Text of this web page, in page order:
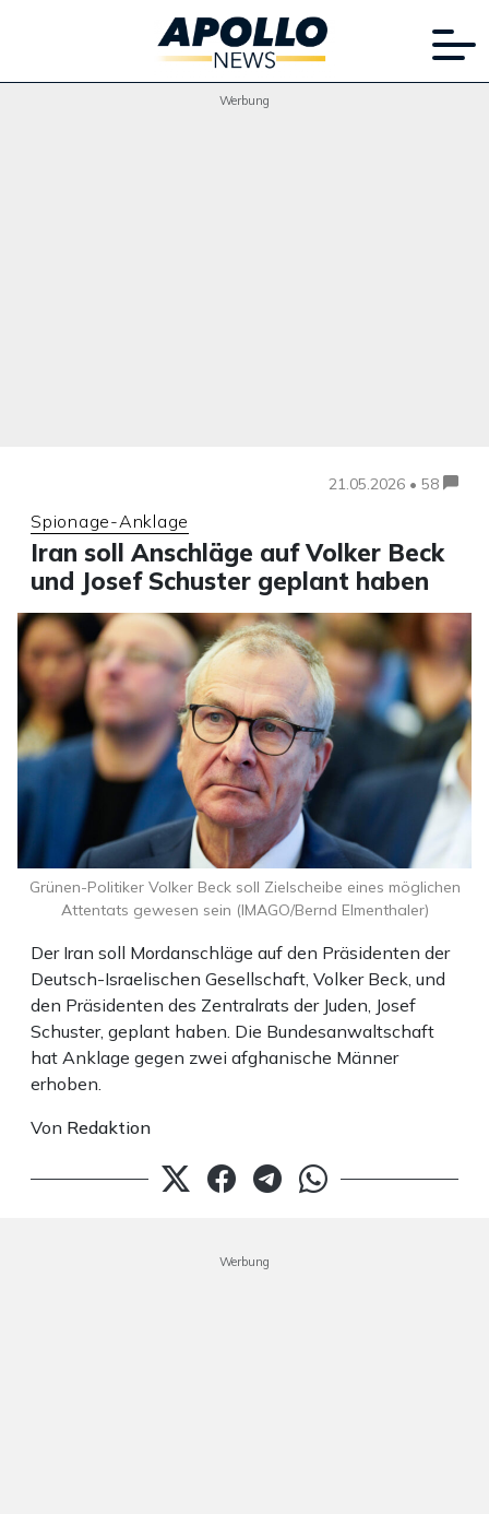
Werbung
21.05.2026 • 58
Spionage-Anklage
Iran soll Anschläge auf Volker Beck
und Josef Schuster geplant haben
Der Iran soll Mordanschläge auf den Präsidenten der
Deutsch-Israelischen Gesellschaft, Volker Beck, und
den Präsidenten des Zentralrats der Juden, Josef
Schuster, geplant haben. Die Bundesanwaltschaft
hat Anklage gegen zwei afghanische Männer
erhoben.
Von Redaktion
Grünen-Politiker Volker Beck soll Zielscheibe eines möglichen
Attentats gewesen sein (IMAGO/Bernd Elmenthaler)
Werbung